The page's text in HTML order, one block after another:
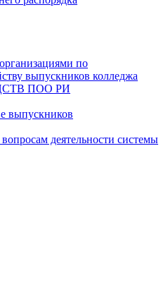
по
выпускников колледжа
ПОО РИ
выпускников
деятельности системы